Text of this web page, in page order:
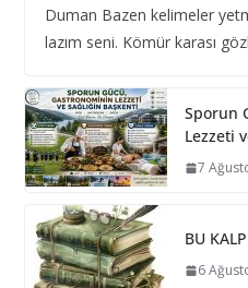
Duman Bazen kelimeler
lazım seni. Kömür karası
Sporun
Lezzeti
7
BU KALP
6